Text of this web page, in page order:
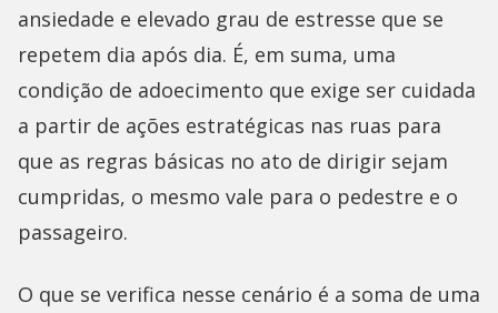
ansiedade e elevado grau de estresse que se
repetem dia após dia. É, em suma, uma
condição de adoecimento que exige ser cuidada
a partir de ações estratégicas nas ruas para
que as regras básicas no ato de dirigir sejam
cumpridas, o mesmo vale para o pedestre e o
passageiro.
O que se verifica nesse cenário é a soma de uma